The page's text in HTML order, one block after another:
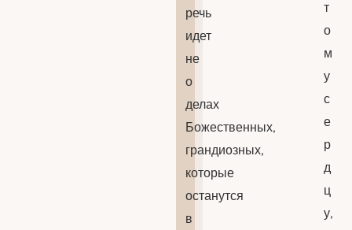
речь
идет
не
о
делах
Божественных,
грандиозных,
которые
останутся
в
т
о
м
у
с
е
р
д
ц
у,